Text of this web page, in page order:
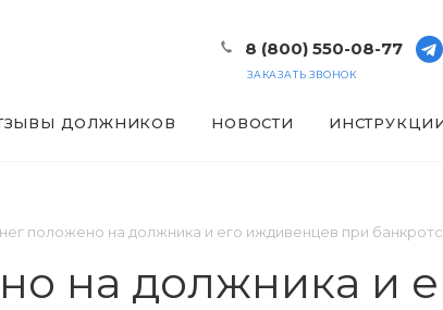
8 (800) 550-08-77
ЗАКАЗАТЬ ЗВОНОК
ДОЛЖНИКОВ НОВОСТИ
положено на должника и его иждивенцев при
на должника и